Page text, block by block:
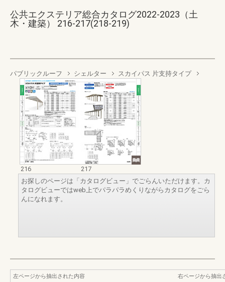
公共エクステリア総合カタログ2022-2023（土
木・建築） 216-217(218-219)
パブリックルーフ シェルター スカイパス 片支持タイプ
216
217
お探しのページは「カタログビュー」でごらんいただけます。カ
タログビューではweb上でパラパラめくりながらカタログをごら
んになれます。
左ページから抽出された内容
右ページから抽出